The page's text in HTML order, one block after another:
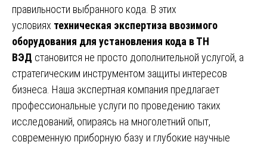
правильности выбранного кода. В этих
условиях техническая экспертиза ввозимого
оборудования для установления кода в ТН
ВЭД становится не просто дополнительной услугой, а
стратегическим инструментом защиты интересов
бизнеса. Наша экспертная компания предлагает
профессиональные услуги по проведению таких
исследований, опираясь на многолетний опыт,
современную приборную базу и глубокие научные